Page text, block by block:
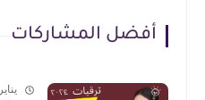
أفضل المشاركات
يناير 30, 2024